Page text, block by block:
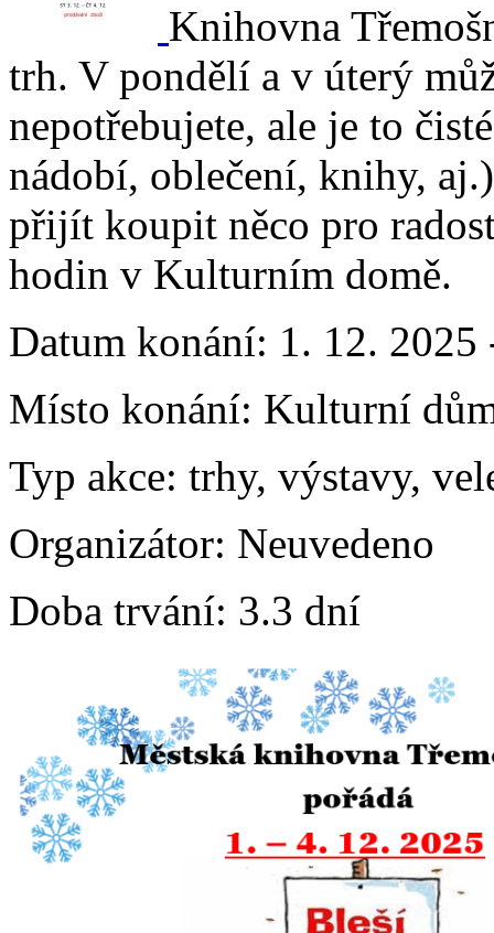
Knihovna
trh. V pondělí a v úterý
nepotřebujete, ale je to
nádobí, oblečení, knihy,
přijít koupit něco pro
hodin v Kulturním domě.
Datum konání: 1. 12. 2025
Místo konání: Kulturní
Typ akce: trhy, výstavy,
Organizátor: Neuvedeno
Doba trvání: 3.3 dní